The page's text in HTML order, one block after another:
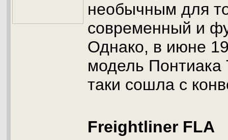
необычным для
современный и
Однако, в июне
модель Понтиака
таки сошла с
Freightliner FLA